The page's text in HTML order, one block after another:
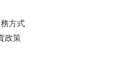
方式
政策